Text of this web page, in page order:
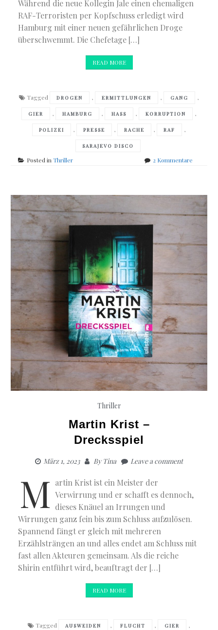
Während die neue Kollegin Jale einen ehemaligen
RAF-Terroristen per Kopfschuss erledigt wird
Hamburg mit einer neuen gefährlichen Droge
überschwemmt. Die Chefetage […]
READ MORE
Tagged DROGEN , ERMITTLUNGEN , GANG ,
GIER , HAMBURG , HASS , KORRUPTION ,
POLIZEI , PRESSE , RACHE , RAF ,
SARAJEVO DISCO
Posted inThriller 2 Kommentarezu
Sarajevo
Disco
Thriller
Martin Krist –
Drecksspiel
März 1, 2023 ByTina Leave a comment
M artin Krist ist ein Meister der
Verwirrung und er schafft es dennoch,
dieses Knäuel an Irrungen und
Wirrungen ganz fein bis zum Schluss aufzulösen.
Spannend fängt er gleich mit mehreren
Erzählsträngen an und alles endet am Schluss mit
fast allen Akteuren gemeinsam. Als die reiche
Shirin entführt wird, beauftragt der […]
READ MORE
Tagged AUSWEIDEN , FLUCHT , GIER ,